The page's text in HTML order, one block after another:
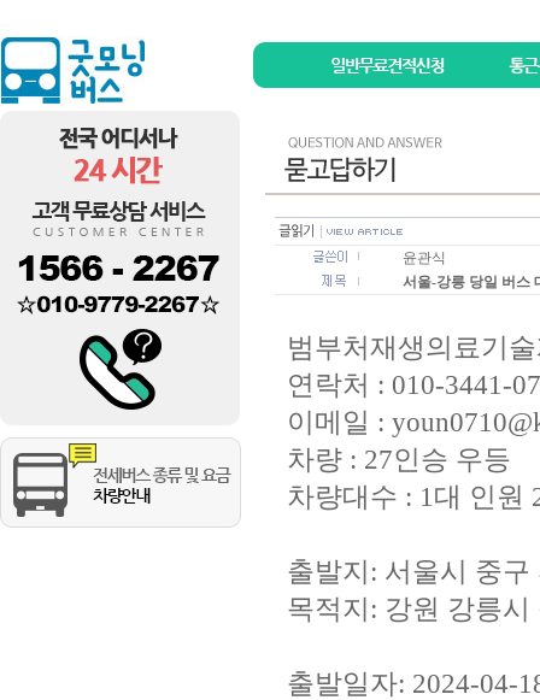
윤관식
서울-강릉 당일 버스
범부처재생의료기
연락처 : 010-3441-
이메일 :
차량 : 27인승 우등
차량대수 : 1대 인원
출발지: 서울시 중
목적지: 강원 강릉시
출발일자: 2024-04-